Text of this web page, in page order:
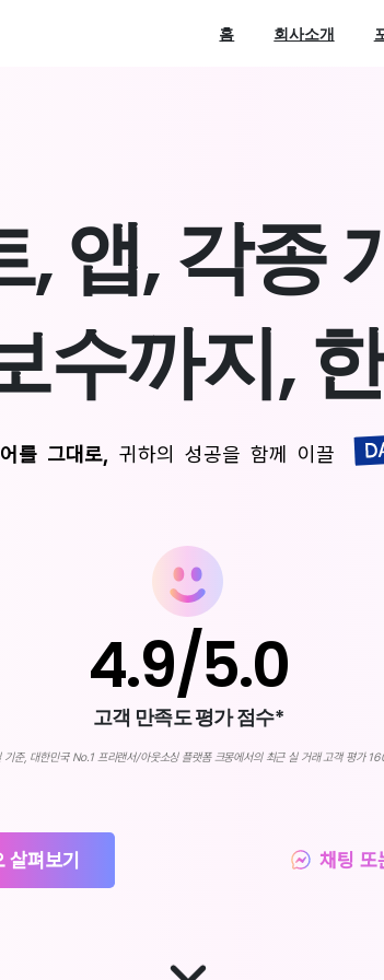
홈 회사소개
,앱,각종
수까지,한
를 그대로, 귀하의 성공을 함께 이끌
4.9/5.0
고객 만족도 평가 점수*
준, 대한민국 No.1 프리랜서/아웃소싱 플랫폼 크몽에서의 최근 실 거래 고객 평가
살펴보기 채팅 또